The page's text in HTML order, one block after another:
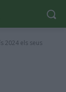
2024 els seus